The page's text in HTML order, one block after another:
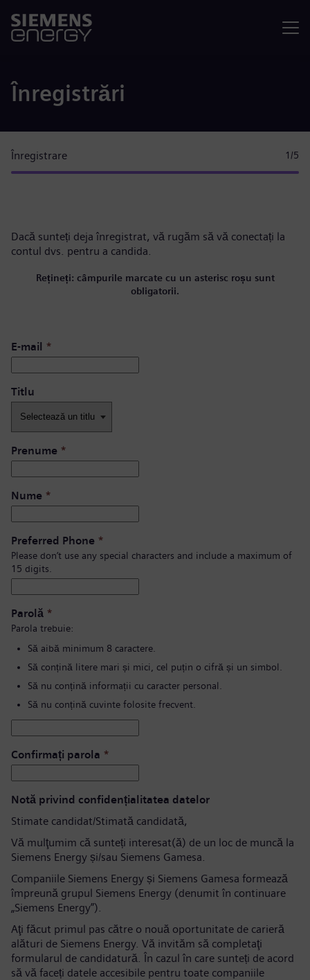
Înregistrări
Înregistrare 1 /5
Dacă sunteți deja înregistrat, vă rugăm să vă conectați la
contul dvs. pentru a candida.
Rețineți: câmpurile marcate cu un asterisc roșu sunt
obligatorii.
E-mail *
Titlu
Prenume *
Nume *
Preferred Phone *
Please don’t use any special characters and include a maximum of
15 digits.
Parolă *
Parola trebuie:
Să aibă minimum 8 caractere.
Să conțină litere mari și mici, cel puțin o cifră și un simbol.
Să nu conțină informații cu caracter personal.
Să nu conțină cuvinte folosite frecvent.
Confirmați parola *
Notă privind confidențialitatea datelor
Stimate candidat/Stimată candidată,
Vă mulţumim că sunteți interesat(ă) de un loc de muncă la
Siemens Energy și/sau Siemens Gamesa.
Companiile Siemens Energy și Siemens Gamesa formează
împreună grupul Siemens Energy (denumit în continuare
„Siemens Energy”).
Aţi făcut primul pas către o nouă oportunitate de carieră
alături de Siemens Energy. Vă invităm să completaţi
formularul de candidatură. În cazul în care sunteți de acord
să vă faceți datele accesibile pentru toate companiile